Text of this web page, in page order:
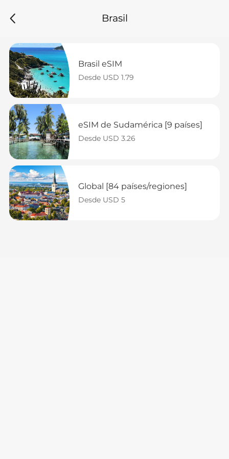
Brasil
Brasil eSIM
Desde USD 1.79
eSIM de Sudamérica [9 países]
Desde USD 3.26
Global [84 países/regiones]
Desde USD 5